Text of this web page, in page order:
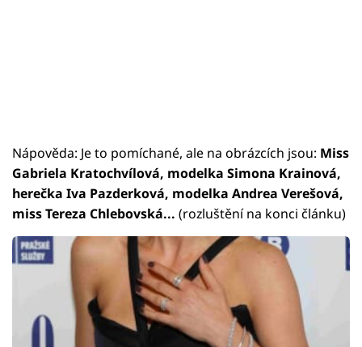
Nápověda: Je to pomíchané, ale na obrázcích jsou: Miss
Gabriela Kratochvílová, modelka Simona Krainová,
herečka Iva Pazderková, modelka Andrea Verešová,
miss Tereza Chlebovská... (rozluštění na konci článku)